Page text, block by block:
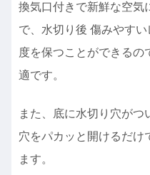
換気口付きで新鮮な空気
で、水切り後 傷みやす
度を保つことができるの
適です。
また、底に水切り穴がつ
穴をパカッと開けるだけ
ます。